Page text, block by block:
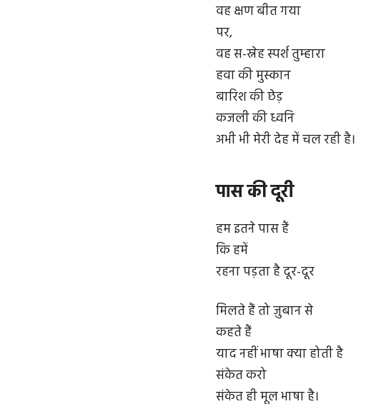
वह क्षण बीत गया
पर,
वह स-स्नेह स्पर्श तुम्हारा
हवा की मुस्कान
बारिश की छेड़
कजली की ध्वनि
अभी भी मेरी देह में चल रही है।
पास की दूरी
हम इतने पास हैं
कि हमें
रहना पड़ता है दूर-दूर
मिलते हैं तो ज़ुबान से
कहते हैं
याद नहीं भाषा क्या होती है
संकेत करो
संकेत ही मूल भाषा है।